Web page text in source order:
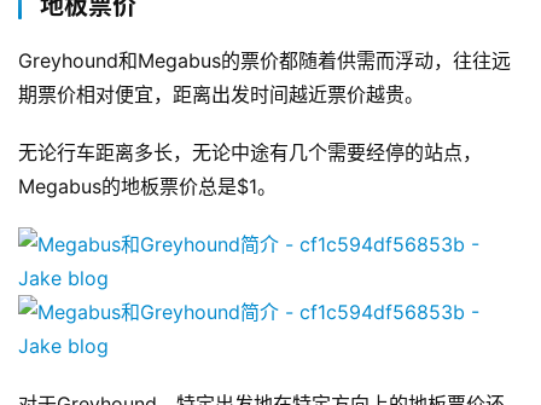
地板票价
Greyhound和Megabus的票价都随着供需而浮动，往往远
期票价相对便宜，距离出发时间越近票价越贵。
无论行车距离多长，无论中途有几个需要经停的站点，
Megabus的地板票价总是$1。